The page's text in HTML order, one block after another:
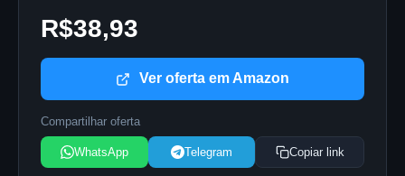
R$38,93
Ver oferta em Amazon
Compartilhar oferta
WhatsApp Telegram Copiar link